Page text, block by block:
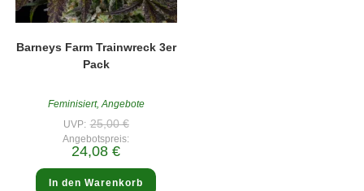
Barneys Farm Trainwreck 3er
Pack
Feminisiert,Angebote
UVP: 25,00€Ursprünglicher
Preis
war:
Angebotspreis:
24,08€Aktueller
ist:
24,08 €.
In den Warenkorb